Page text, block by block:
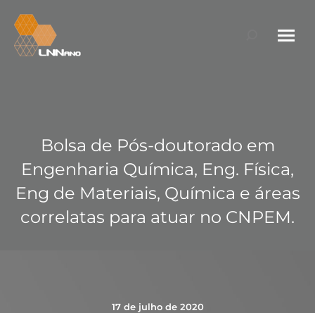
Search:
Bolsa de Pós-doutorado em
Engenharia Química, Eng. Física,
Eng de Materiais, Química e áreas
correlatas para atuar no CNPEM.
17 de julho de 2020